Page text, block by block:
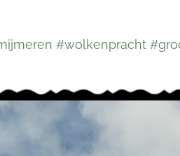
#wolkenpracht